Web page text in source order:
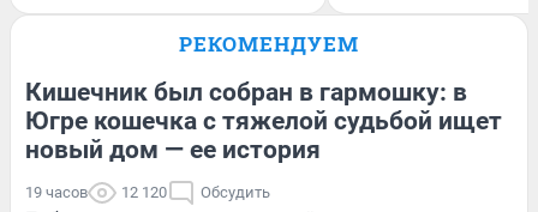
РЕКОМЕНДУЕМ
Кишечник был собран в гармошку: в
Югре кошечка с тяжелой судьбой ищет
новый дом — ее история
19 часов 12 120 Обсудить